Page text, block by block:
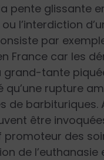
pente glissante
l’interdiction
par
France car les
grand-tante
rupture
de barbituriques.
être
des
de